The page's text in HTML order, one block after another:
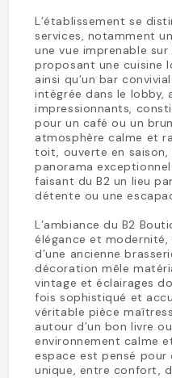
L’établissement se
services, notamment
une vue imprenable
proposant une cuisine
ainsi qu’un bar
intégrée dans le lobby,
impressionnants,
pour un café ou un
atmosphère calme et
toit, ouverte en
panorama
faisant du B2 un lieu
détente ou une
L’ambiance du B2
élégance et
d’une ancienne
décoration mêle
vintage et éclairages
fois sophistiqué et
véritable pièce
autour d’un bon livre
environnement calme
espace est pensé pour
unique, entre confort,